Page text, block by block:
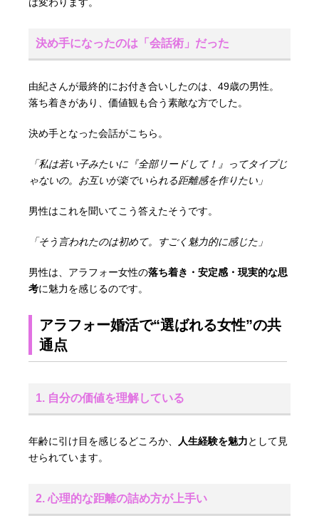
決め手になったのは「会話術」だった
由紀さんが最終的にお付き合いしたのは、49歳の男性。
落ち着きがあり、価値観も合う素敵な方でした。
決め手となった会話がこちら。
「私は若い子みたいに『全部リードして！』ってタイプじ
ゃないの。お互いが楽でいられる距離感を作りたい」
男性はこれを聞いてこう答えたそうです。
「そう言われたのは初めて。すごく魅力的に感じた」
男性は、アラフォー女性の落ち着き・安定感・現実的な思
考に魅力を感じるのです。
アラフォー婚活で“選ばれる女性”の共
通点
1. 自分の価値を理解している
年齢に引け目を感じるどころか、 人生経験を魅力として見
せられています。
2. 心理的な距離の詰め方が上手い